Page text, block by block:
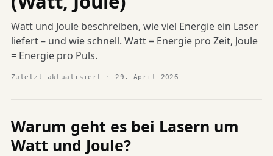
Watt und Joule beschreiben, wie viel Energie ein Laser
liefert – und wie schnell. Watt = Energie pro Zeit, Joule
= Energie pro Puls.
Zuletzt aktualisiert · 29. April 2026
Warum geht es bei Lasern um
Watt und Joule?